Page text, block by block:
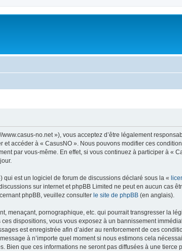
no.net »), vous acceptez d’être légalement
accéder à « CasusNO ». Nous pouvons modifier ces
par vous-même. En effet, si vous continuez à participer à «
est un logiciel de forum de discussions déclaré sous la «
sur internet et phpBB Limited ne peut en aucun cas
phpBB, veuillez consulter le site de phpBB (en anglais).
menaçant, pornographique, etc. qui pourrait transgresser la
dispositions, vous vous exposez à un bannissement
est enregistrée afin d’aider au renforcement de ces
à n’importe quel moment si nous estimons cela
que ces informations ne seront pas diffusées à une tierce